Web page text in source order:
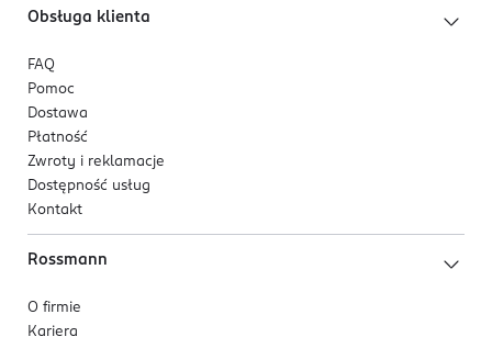
Obsługa klienta
FAQ
Pomoc
Dostawa
Płatność
Zwroty i reklamacje
Dostępność usług
Kontakt
Rossmann
O firmie
Kariera